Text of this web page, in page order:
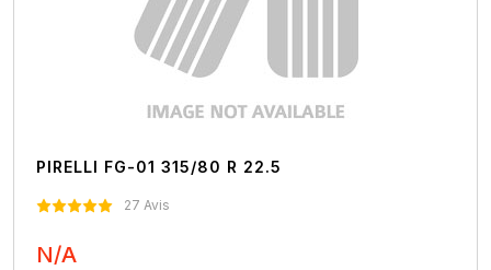
PIRELLI FG-01 315/80 R 22.5
27 Avis
N/A